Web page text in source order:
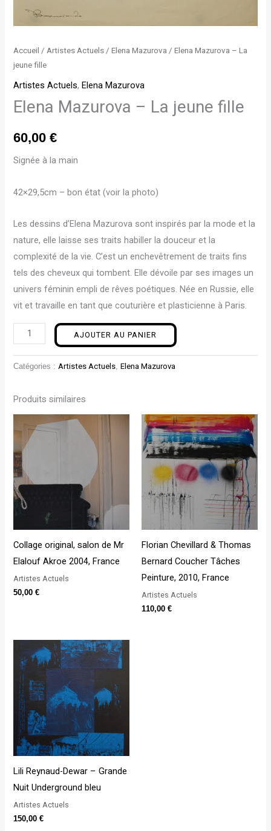
Accueil /Artistes Actuels /Elena Mazurova / Elena Mazurova – La
jeune fille
Artistes Actuels,Elena Mazurova
Elena Mazurova – La jeune fille
60,00€
Signée à la main
42×29,5cm – bon état (voir la photo)
Les dessins d’Elena Mazurova sont inspirés par la mode et la
nature, elle laisse ses traits habiller la douceur et la
complexité de la vie. C’est un enchevêtrement de traits fins
tels des cheveux qui tombent. Elle dévoile par ses images un
univers féminin empli de rêves poétiques. Née en Russie, elle
vit et travaille en tant que couturière et plasticienne à Paris.
AJOUTER AU PANIER
Catégories :Artistes Actuels,Elena Mazurova
Produits similaires
Collage original, salon de Mr
Elalouf Akroe 2004, France
Artistes Actuels
50,00€
Florian Chevillard & Thomas
Bernard Coucher Tâches
Peinture, 2010, France
Artistes Actuels
110,00 €
Lili Reynaud-Dewar – Grande
Nuit Underground bleu
Artistes Actuels
150,00€